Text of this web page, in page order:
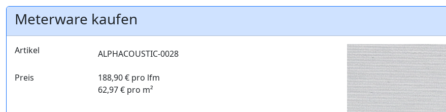
Meterware kaufen
Artikel ALPHACOUSTIC-0028
Preis
188,90 € pro lfm
62,97 € pro m²